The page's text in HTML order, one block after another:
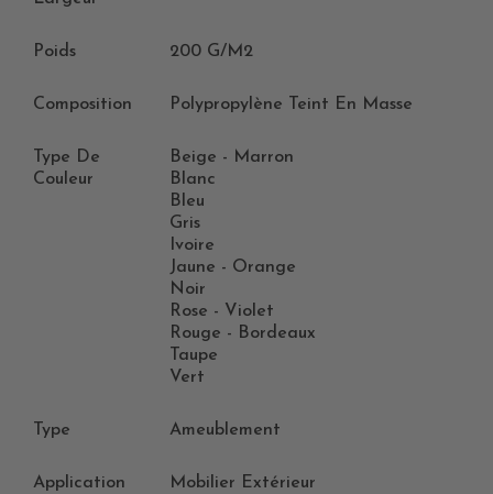
Poids 200 G/m2
Composition Polypropylène Teint En Masse
Type De
Couleur
Beige - Marron
Blanc
Bleu
Gris
Ivoire
Jaune - Orange
Noir
Rose - Violet
Rouge - Bordeaux
Taupe
Vert
Type Ameublement
Application Mobilier Extérieur